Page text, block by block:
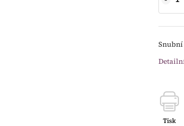
Tisk